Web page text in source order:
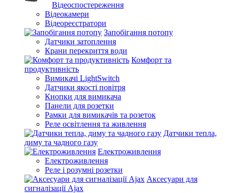
Відеоспостереження
Відеокамери
Відеореєстратори
Запобігання потопу
Датчики затоплення
Крани перекриття води
Комфорт та
продуктивність
Вимикачі LightSwitch
Датчики якості повітря
Кнопки для вимикача
Панели для розетки
Рамки для вимикачів та розеток
Реле освітлення та живлення
Датчики тепла,
диму та чадного газу
Електроживлення
Електроживлення
Реле і розумні розетки
Аксесуари для
сигналізації Ajax